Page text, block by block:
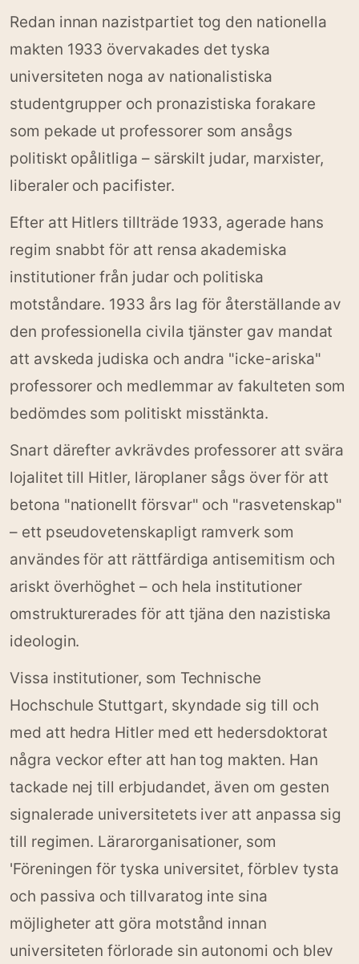
Redan innan nazistpartiet tog den nationella
makten 1933 övervakades det tyska
universiteten noga av nationalistiska
studentgrupper och pronazistiska forakare
som pekade ut professorer som ansågs
politiskt opålitliga – särskilt judar, marxister,
liberaler och pacifister.
Efter att Hitlers tillträde 1933, agerade hans
regim snabbt för att rensa akademiska
institutioner från judar och politiska
motståndare. 1933 års lag för återställande av
den professionella civila tjänster gav mandat
att avskeda judiska och andra "icke-ariska"
professorer och medlemmar av fakulteten som
bedömdes som politiskt misstänkta.
Snart därefter avkrävdes professorer att svära
lojalitet till Hitler, läroplaner sågs över för att
betona "nationellt försvar" och "rasvetenskap"
– ett pseudovetenskapligt ramverk som
användes för att rättfärdiga antisemitism och
ariskt överhöghet – och hela institutioner
omstrukturerades för att tjäna den nazistiska
ideologin.
Vissa institutioner, som Technische
Hochschule Stuttgart, skyndade sig till och
med att hedra Hitler med ett hedersdoktorat
några veckor efter att han tog makten. Han
tackade nej till erbjudandet, även om gesten
signalerade universitetets iver att anpassa sig
till regimen. Lärarorganisationer, som
'Föreningen för tyska universitet, förblev tysta
och passiva och tillvaratog inte sina
möjligheter att göra motstånd innan
universiteten förlorade sin autonomi och blev